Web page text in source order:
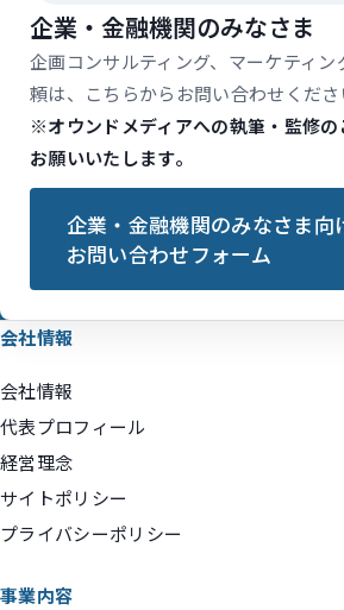
企業・金融機関のみなさま
企画コンサルティング、マーケティ
頼は、こちらからお問い合わせくださ
※オウンドメディアへの執筆・監修の
お願いいたします。
企業・金融機関のみなさま向
お問い合わせフォーム
会社情報
会社情報
代表プロフィール
経営理念
サイトポリシー
プライバシーポリシー
事業内容